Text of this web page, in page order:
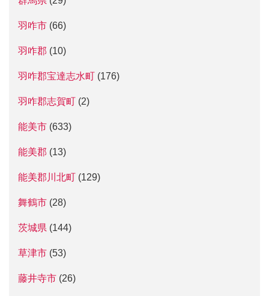
羽咋市 (66)
羽咋郡 (10)
羽咋郡宝達志水町 (176)
羽咋郡志賀町 (2)
能美市 (633)
能美郡 (13)
能美郡川北町 (129)
舞鶴市 (28)
茨城県 (144)
草津市 (53)
藤井寺市 (26)